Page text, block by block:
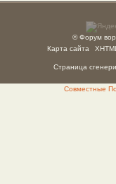
© Форум
Карта сайта
Страница
Совместные